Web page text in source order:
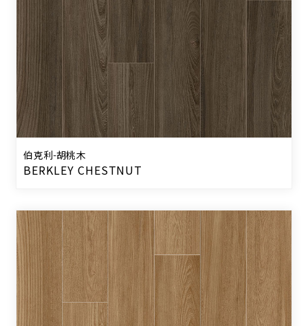
伯克利-胡桃木
BERKLEY CHESTNUT